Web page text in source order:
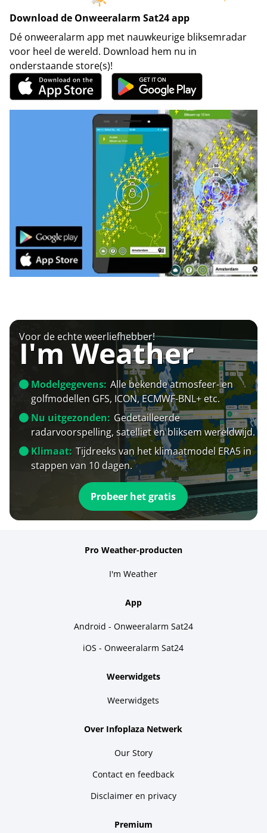
Download de Onweeralarm Sat24 app
Dé onweeralarm app met nauwkeurige bliksemradar
voor heel de wereld. Download hem nu in
onderstaande store(s)!
Voor de echte weerliefhebber!
I'm Weather
Modelgegevens: Alle bekende atmosfeer- en
golfmodellen GFS, ICON, ECMWF-BNL+ etc.
Nu uitgezonden: Gedetailleerde
radarvoorspelling, satelliet en bliksem wereldwijd.
Klimaat: Tijdreeks van het klimaatmodel ERA5 in
stappen van 10 dagen.
Probeer het gratis
Pro Weather-producten
I'm Weather
App
Android - Onweeralarm Sat24
iOS - Onweeralarm Sat24
Weerwidgets
Weerwidgets
Over Infoplaza Netwerk
Our Story
Contact en feedback
Disclaimer en privacy
Premium